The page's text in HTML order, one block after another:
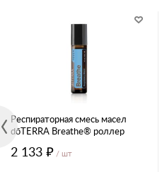
Респираторная смесь масел
dо̄TERRA Breathe® роллер
2 133 ₽ / шт